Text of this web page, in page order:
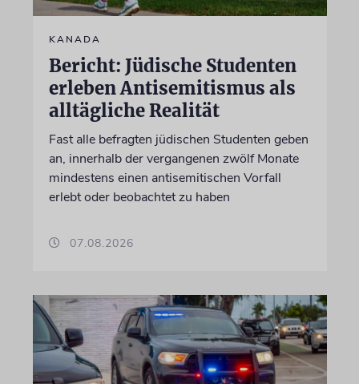
KANADA
Bericht: Jüdische Studenten
erleben Antisemitismus als
alltägliche Realität
Fast alle befragten jüdischen Studenten geben
an, innerhalb der vergangenen zwölf Monate
mindestens einen antisemitischen Vorfall
erlebt oder beobachtet zu haben
07.08.2026